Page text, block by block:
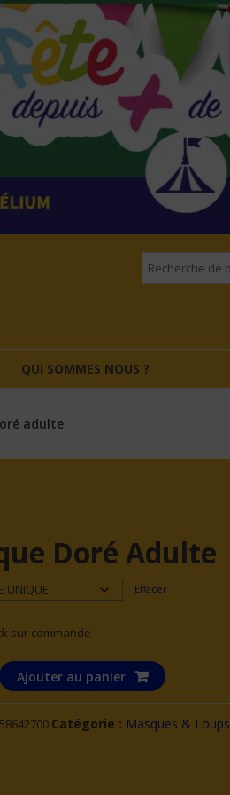
Recherche
pourÂ :
QUI SOMMES NOUS ?
adulte
Doré Adulte
Effacer
sur commande
Ajouter au panier
Catégorie : Masques & Loups